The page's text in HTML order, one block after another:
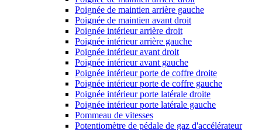
Poignée de maintien arrière gauche
Poignée de maintien avant droit
Poignée intérieur arrière droit
Poignée intérieur arrière gauche
Poignée intérieur avant droit
Poignée intérieur avant gauche
Poignée intérieur porte de coffre droite
Poignée intérieur porte de coffre gauche
Poignée intérieur porte latérale droite
Poignée intérieur porte latérale gauche
Pommeau de vitesses
Potentiomètre de pédale de gaz d'accélérateur